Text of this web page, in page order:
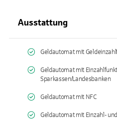
Ausstattung
Geldautomat mit
Geldautomat mit
Sparkassen/Landesbanken
Geldautomat mit NFC
Geldautomat mit Einzahl-